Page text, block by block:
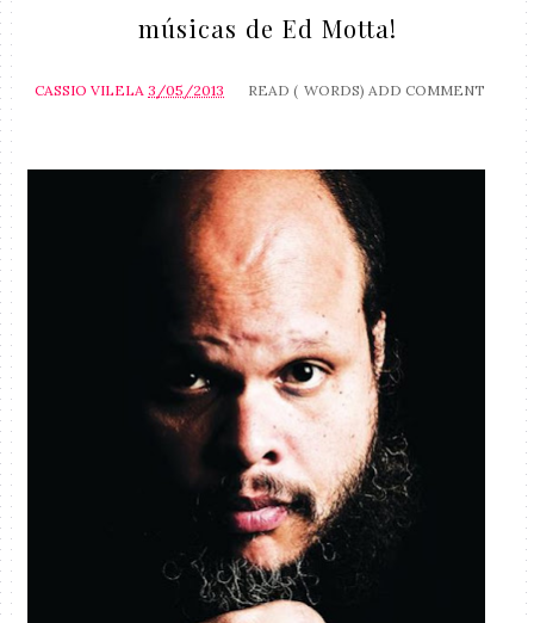
músicas de Ed Motta!
CASSIO VILELA 3/05/2013 READ ( WORDS) ADD COMMENT